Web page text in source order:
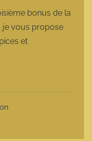
bonus de la
je vous propose
et